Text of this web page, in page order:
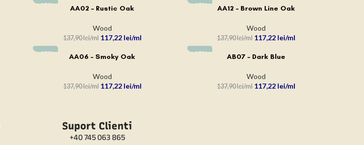
-15%
ADAUGĂ ÎN COȘAA02 – Rustic Oak
Wood
137,90lei 117,22 lei
-15%
ADAUGĂ ÎN COȘAA12 – Brown Line Oak
Wood
137,90lei 117,22 lei
-15%
ADAUGĂ ÎN COȘAA06 – Smoky Oak
Wood
137,90lei 117,22 lei
-15%
ADAUGĂ ÎN COȘAB07 – Dark Blue
Wood
137,90lei 117,22 lei
Suport Clienti
+40 745 063 865